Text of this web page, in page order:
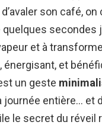
son café,
secondes
et à
et
un geste
journée entière… et
le secret du réveil